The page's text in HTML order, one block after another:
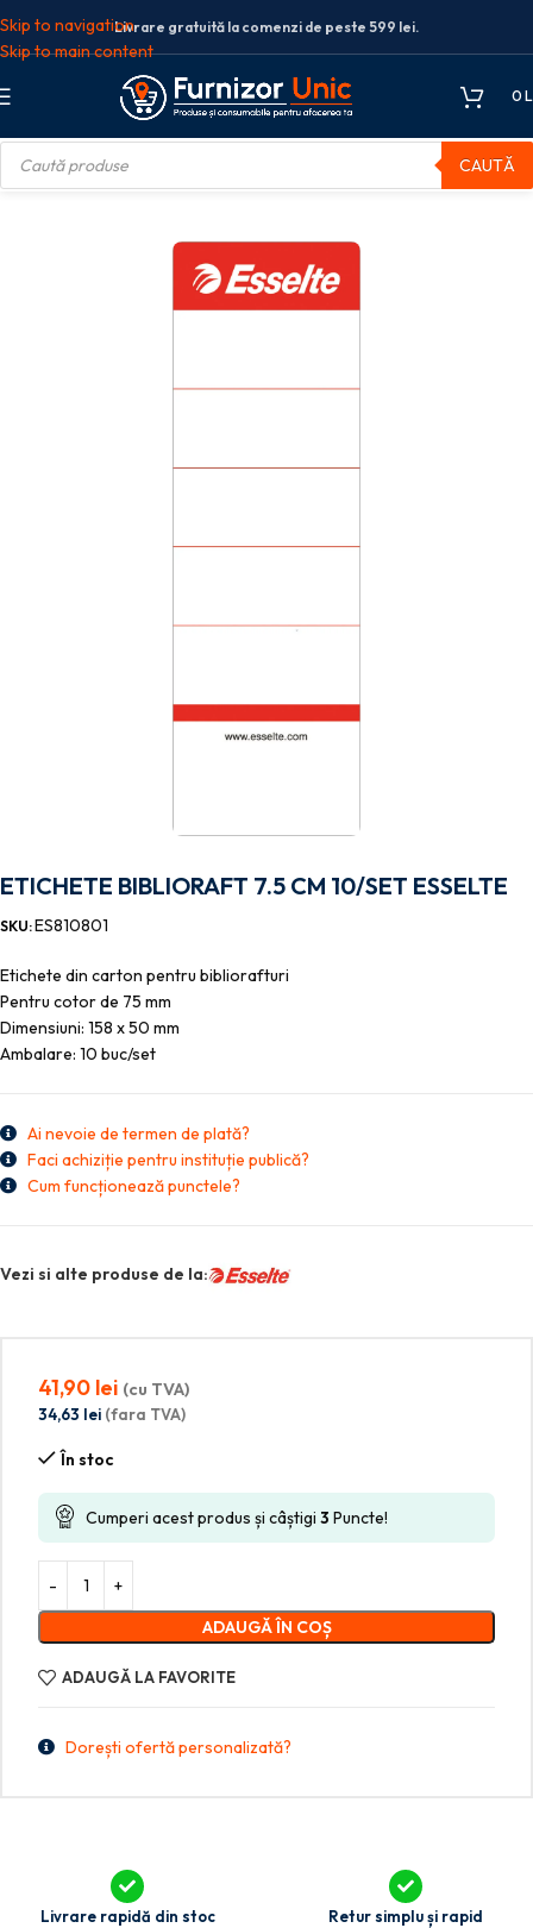
Skip to navigation
Skip to main content
Livrare gratuită la comenzi de peste 599 lei.
0
CAUTĂ
bibliorafturi
ETICHETE BIBLIORAFT 7.5 CM 10/SET ESSELTE
SKU:ES810801
Etichete din carton pentru bibliorafturi
Pentru cotor de 75 mm
Dimensiuni: 158 x 50 mm
Ambalare: 10 buc/set
Ai nevoie de termen de plată?
Faci achiziție pentru instituție publică?
Cum funcționează punctele?
Vezi si alte produse de la:
41,90 lei (cu TVA)
34,63 lei (fara TVA)
În stoc
Cumperi acest produs și câștigi 3 Puncte!
ADAUGĂ ÎN COȘ
ADAUGĂ LA FAVORITE
Dorești ofertă personalizată?
Livrare rapidă din stoc Retur simplu și rapid